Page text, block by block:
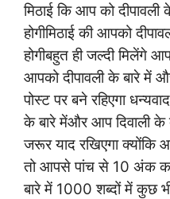
मिठाई कि आप को दीपावली
होगीमिठाई की आपको
होगीबहुत ही जल्दी मिलेंगे
आपको दीपावली के बारे में
पोस्ट पर बने रहिएगा
के बारे मेंऔर आप दिवाली के
जरूर याद रखिएगा क्योंकि
तो आपसे पांच से 10 अंक
बारे में 1000 शब्दों में कुछ